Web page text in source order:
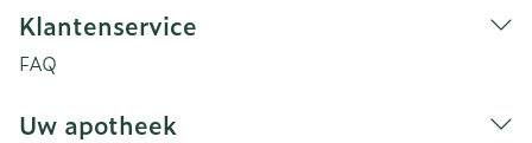
Klantenservice
FAQ
Uw apotheek